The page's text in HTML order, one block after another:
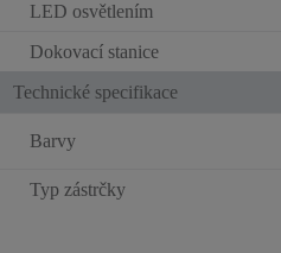
LED osvětlením
Dokovací stanice
Technické specifikace
Barvy
Typ zástrčky